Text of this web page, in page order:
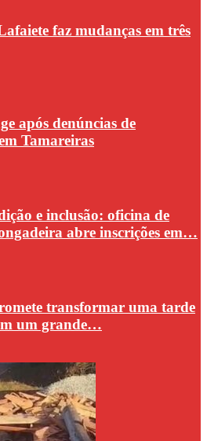
faz mudanças em três
após denúncias de
Tamareiras
e inclusão: oficina de
abre inscrições em…
transformar uma tarde
um grande…